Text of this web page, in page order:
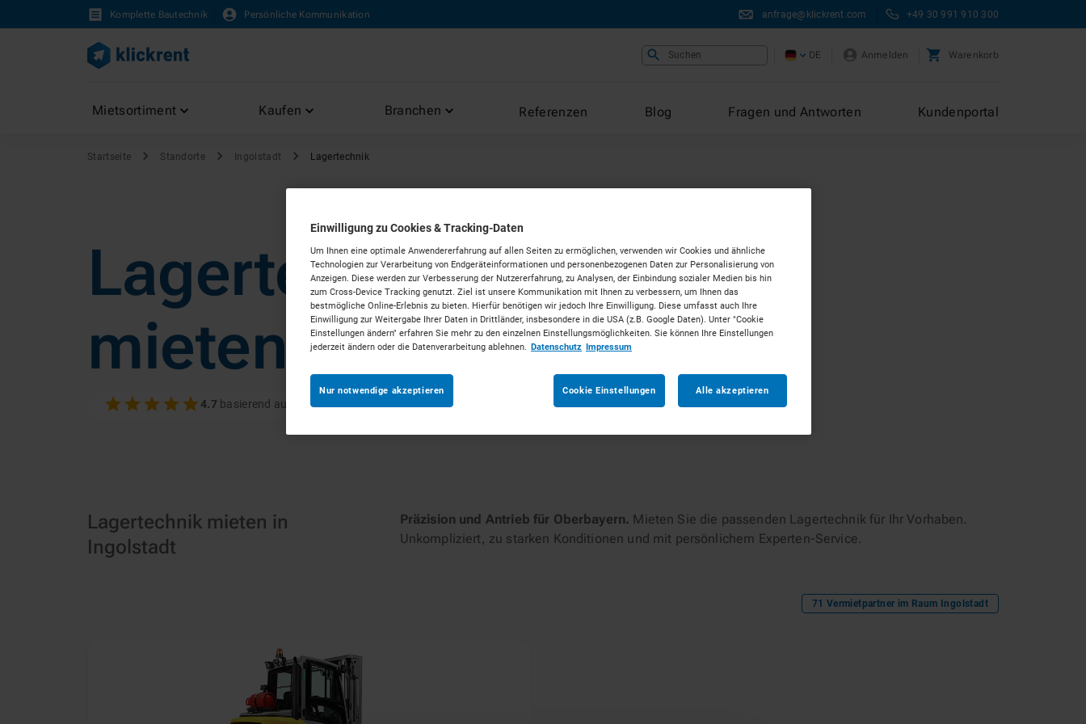
Komplette Bautechnik Persönliche Kommunikation anfrage@klickrent.com +49 30 991 910 300
Suchen DE Anmelden Warenkorb
Mietsortiment Kaufen Branchen Referenzen Blog Fragen und Antworten Kundenportal
Startseite Standorte Ingolstadt Lagertechnik
Lagertechnik
mieten in Ingolstadt
4.7 basierend auf 100+ Bewertungen
Lagertechnik mieten in
Ingolstadt
Präzision und Antrieb für Oberbayern. Mieten Sie die passenden Lagertechnik für Ihr Vorhaben.
Unkompliziert, zu starken Konditionen und mit persönlichem Experten-Service.
71 Vermietpartner im Raum Ingolstadt
Einwilligung zu Cookies & Tracking-Daten
Um Ihnen eine optimale Anwendererfahrung auf allen Seiten zu ermöglichen, verwenden wir Cookies und ähnliche
Technologien zur Verarbeitung von Endgeräteinformationen und personenbezogenen Daten zur Personalisierung von
Anzeigen. Diese werden zur Verbesserung der Nutzererfahrung, zu Analysen, der Einbindung sozialer Medien bis hin
zum Cross-Device Tracking genutzt. Ziel ist unsere Kommunikation mit Ihnen zu verbessern, um Ihnen das
bestmögliche Online-Erlebnis zu bieten. Hierfür benötigen wir jedoch Ihre Einwilligung. Diese umfasst auch Ihre
Einwilligung zur Weitergabe Ihrer Daten in Drittländer, insbesondere in die USA (z.B. Google Daten). Unter "Cookie
Einstellungen ändern" erfahren Sie mehr zu den einzelnen Einstellungsmöglichkeiten. Sie können Ihre Einstellungen
jederzeit ändern oder die Datenverarbeitung ablehnen. Datenschutz Impressum
Nur notwendige akzeptieren Alle akzeptieren
Cookie Einstellungen